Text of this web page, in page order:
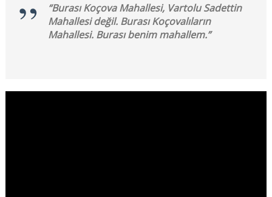
“Burası Koçova Mahallesi, Vartolu Sadettin
Mahallesi değil. Burası Koçovalıların
Mahallesi. Burası benim mahallem.”